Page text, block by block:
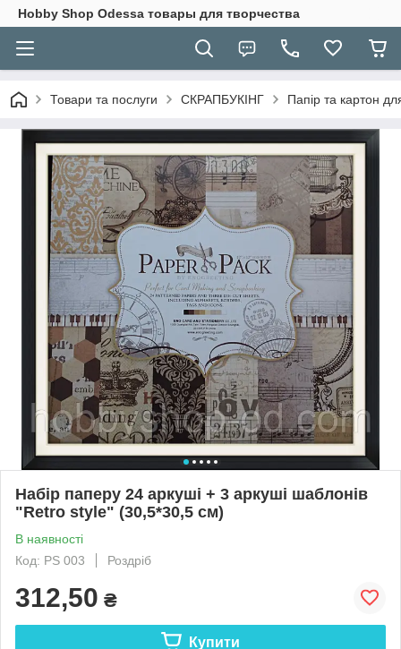
Hobbу Shop Odessa товары для творчества
Товари та послуги СКРАПБУКІНГ Папір та картон
Набір паперу 24 аркуші + 3 аркуші шаблонів
"Retro style" (30,5*30,5 см)
В наявності
Код: PS 003
Роздріб
312,50 ₴
Купити